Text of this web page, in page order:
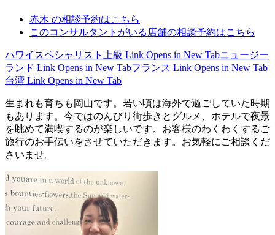
赤木 の相談予約はこちら
このコンサルタントがいる店舗の相談予約はこちら
ハワイスペシャリスト上級 Link Opens in New Tabニュージー
ランド Link Opens in New Tabフランス Link Opens in New Tab
台湾 Link Opens in New Tab
生まれも育ちも岡山です。若い頃は海外で過ごしていた時期
もあります。今ではのんびり街歩きとグルメ、ホテルで夜景
を眺めて満喫するのが楽しいです。お客様のわくわくするご
旅行のお手伝いをさせていただきます。お気軽にご相談くだ
さいませ。